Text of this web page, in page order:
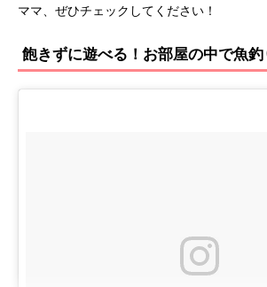
ママ、ぜひチェックしてください！
飽きずに遊べる！お部屋の中で魚釣